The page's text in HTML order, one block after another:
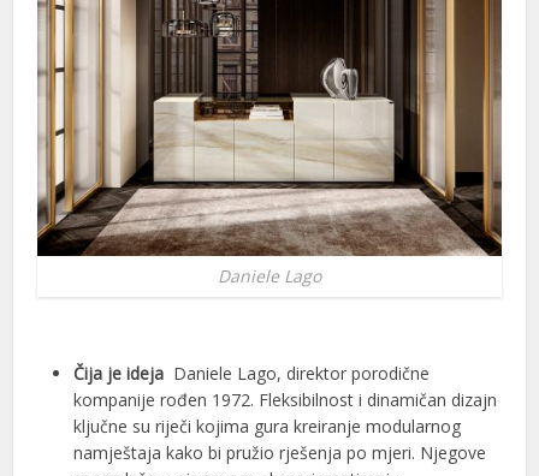
Daniele Lago
Čija je ideja Daniele Lago, direktor porodične
kompanije rođen 1972. Fleksibilnost i dinamičan dizajn
ključne su riječi kojima gura kreiranje modularnog
namještaja kako bi pružio rješenja po mjeri. Njegove